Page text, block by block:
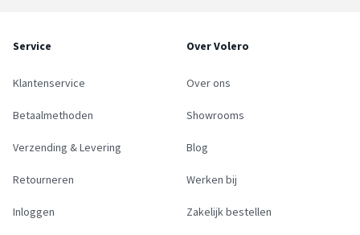
Service
Klantenservice
Betaalmethoden
Verzending & Levering
Retourneren
Inloggen
Over Volero
Over ons
Showrooms
Blog
Werken bij
Zakelijk bestellen